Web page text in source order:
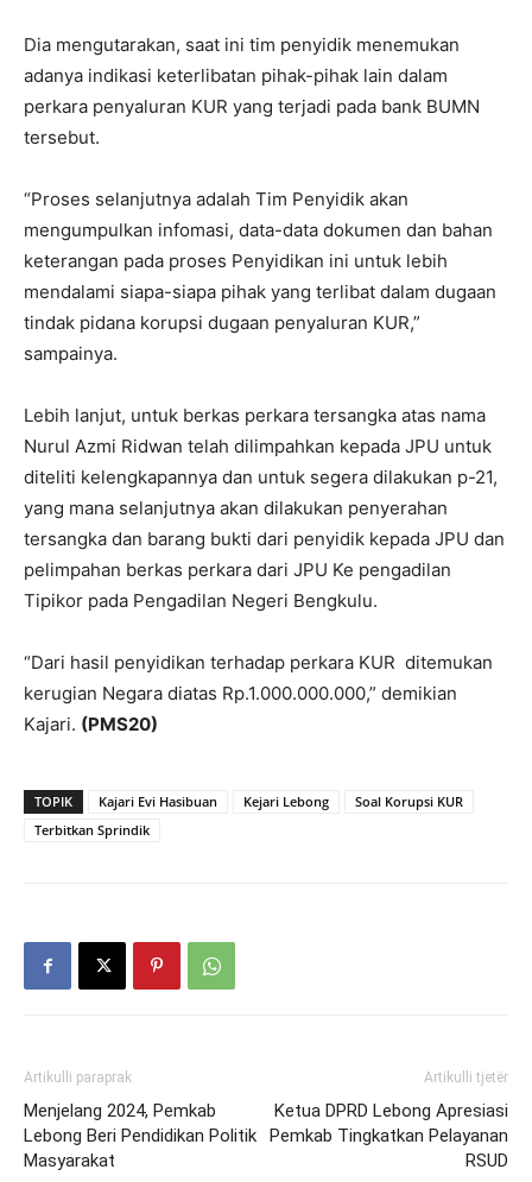
Dia mengutarakan, saat ini tim penyidik menemukan
adanya indikasi keterlibatan pihak-pihak lain dalam
perkara penyaluran KUR yang terjadi pada bank BUMN
tersebut.
“Proses selanjutnya adalah Tim Penyidik akan
mengumpulkan infomasi, data-data dokumen dan bahan
keterangan pada proses Penyidikan ini untuk lebih
mendalami siapa-siapa pihak yang terlibat dalam dugaan
tindak pidana korupsi dugaan penyaluran KUR,”
sampainya.
Lebih lanjut, untuk berkas perkara tersangka atas nama
Nurul Azmi Ridwan telah dilimpahkan kepada JPU untuk
diteliti kelengkapannya dan untuk segera dilakukan p-21,
yang mana selanjutnya akan dilakukan penyerahan
tersangka dan barang bukti dari penyidik kepada JPU dan
pelimpahan berkas perkara dari JPU Ke pengadilan
Tipikor pada Pengadilan Negeri Bengkulu.
“Dari hasil penyidikan terhadap perkara KUR ditemukan
kerugian Negara diatas Rp.1.000.000.000,” demikian
Kajari. (PMS20)
TOPIK Kajari Evi Hasibuan Kejari Lebong
Soal Korupsi KUR
Terbitkan Sprindik
Artikulli paraprak
Menjelang 2024, Pemkab
Lebong Beri Pendidikan Politik
Masyarakat
Artikulli tjetër
Ketua DPRD Lebong Apresiasi
Pemkab Tingkatkan Pelayanan
RSUD